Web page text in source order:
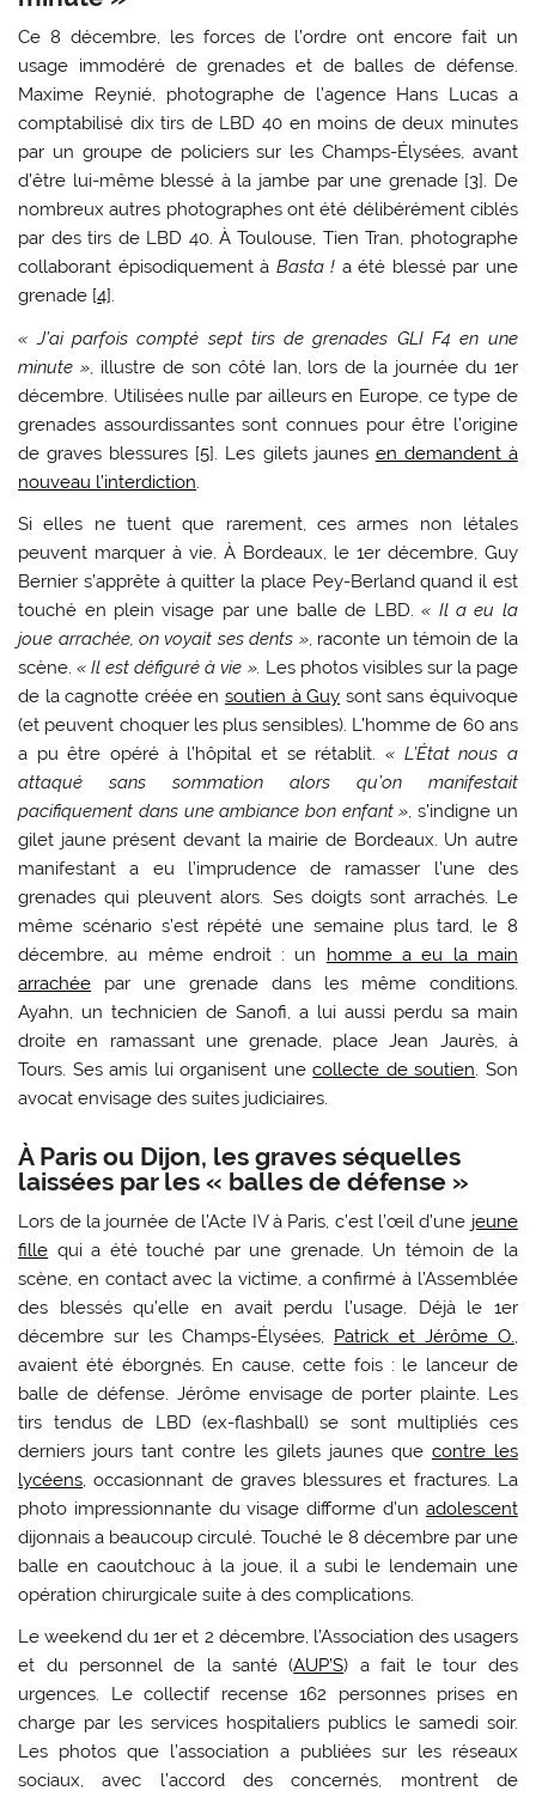
Ce 8 décembre, les forces de l’ordre ont encore fait un
usage immodéré de grenades et de balles de défense.
Maxime Reynié, photographe de l’agence Hans Lucas a
comptabilisé dix tirs de LBD 40 en moins de deux minutes
par un groupe de policiers sur les Champs-Élysées, avant
d’être lui-même blessé à la jambe par une grenade[3]. De
nombreux autres photographes ont été délibérément ciblés
par des tirs de LBD 40. À Toulouse, Tien Tran, photographe
collaborant épisodiquement à Basta ! a été blessé par une
grenade [4].
« J’ai parfois compté sept tirs de grenades GLI F4 en une
minute », illustre de son côté Ian, lors de la journée du 1er
décembre. Utilisées nulle par ailleurs en Europe, ce type de
grenades assourdissantes sont connues pour être l’origine
de graves blessures [5]. Les gilets jaunes en demandent à
nouveau l’interdiction.
Si elles ne tuent que rarement, ces armes non létales
peuvent marquer à vie. À Bordeaux, le 1er décembre, Guy
Bernier s’apprête à quitter la place Pey-Berland quand il est
touché en plein visage par une balle de LBD.« Il a eu la
joue arrachée, on voyait ses dents », raconte un témoin de la
scène.« Il est défiguré à vie ». Les photos visibles sur la page
de la cagnotte créée en soutien à Guy sont sans équivoque
(et peuvent choquer les plus sensibles). L’homme de 60 ans
a pu être opéré à l’hôpital et se rétablit. « L’État nous a
attaqué sans sommation alors qu’on manifestait
pacifiquement dans une ambiance bon enfant », s’indigne un
gilet jaune présent devant la mairie de Bordeaux. Un autre
manifestant a eu l’imprudence de ramasser l’une des
grenades qui pleuvent alors. Ses doigts sont arrachés. Le
même scénario s’est répété une semaine plus tard, le 8
décembre, au même endroit : un homme a eu la main
arrachée par une grenade dans les même conditions.
Ayahn, un technicien de Sanofi, a lui aussi perdu sa main
droite en ramassant une grenade, place Jean Jaurès, à
Tours. Ses amis lui organisent unecollecte de soutien. Son
avocat envisage des suites judiciaires.
À Paris ou Dijon, les graves séquelles
laissées par les « balles de défense »
Lors de la journée de l’Acte IV à Paris, c’est l’œil d’une jeune
fille qui a été touché par une grenade. Un témoin de la
scène, en contact avec la victime, a confirmé à l’Assemblée
des blessés qu’elle en avait perdu l’usage. Déjà le 1er
décembre sur les Champs-Élysées, Patrick et Jérôme O.,
avaient été éborgnés. En cause, cette fois : le lanceur de
balle de défense. Jérôme envisage de porter plainte. Les
tirs tendus de LBD (ex-flashball) se sont multipliés ces
derniers jours tant contre les gilets jaunes que contre les
lycéens, occasionnant de graves blessures et fractures. La
photo impressionnante du visage difforme d’un adolescent
dijonnais a beaucoup circulé. Touché le 8 décembre par une
balle en caoutchouc à la joue, il a subi le lendemain une
opération chirurgicale suite à des complications.
Le weekend du 1er et 2 décembre, l’Association des usagers
et du personnel de la santé (AUP’S) a fait le tour des
urgences. Le collectif recense 162 personnes prises en
charge par les services hospitaliers publics le samedi soir.
Les photos que l’association a publiées sur les réseaux
sociaux, avec l’accord des concernés, montrent de